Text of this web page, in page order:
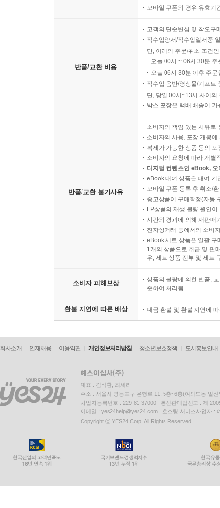
모바일 쿠폰의 경우 유효기
반품/교환 비용
고객의 단순변심 및 착오구
직수입양서/직수입일서중
단, 아래의 주문/취소 조건
오늘 00시 ~ 06시 30분
오늘 06시 30분 이후 주
직수입 음반/영상물/기프트
단, 당일 00시~13시 사이의
박스 포장은 택배 배송이
반품/교환 불가사유
소비자의 책임 있는 사유로
소비자의 사용, 포장 개봉
복제가 가능한 상품 등의
소비자의 요청에 따라 개별
디지털 컨텐츠인 eBook,
eBook 대여 상품은 대여 기
모바일 쿠폰 등록 후 취소/
중고상품이 구매확정(자동
LP상품의 재생 불량 원인
시간의 경과에 의해 재판매
전자상거래 등에서의 소비
eBook 세트 상품은 일괄 구
1개의 상품으로 취급 및 판
우, 세트 상품 전부 및 세트
소비자 피해보상
상품의 불량에 의한 반품,
준하여 처리됨
환불 지연에 따른 배상 대금 환불 및 환불 지연에
회사소개 인재채용 이용약관 개인정보처리방침 청소년보호정책 도서홍보안내
대표 : 김석환, 최세라
주소 : 서울시 영등포구 은행로 11, 5층~6층(여의도동,일신
사업자등록번호 : 229-81-37000 통신판매업신고 : 제
이메일 : yes24help@yes24.com 호스팅 서비스사업자 :
Copyright ⓒ YES24 Corp. All Rights Reserved.